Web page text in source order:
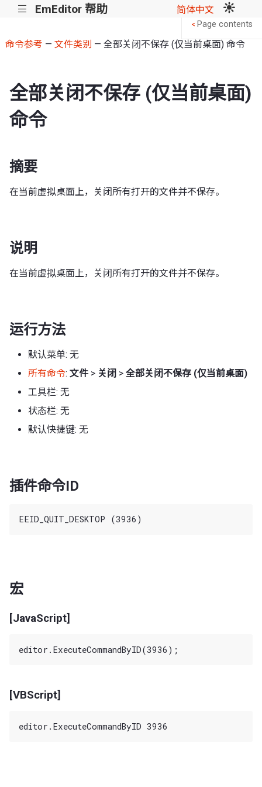
||| EmEditor 帮助 简体中文
命令参考 — 文件类别 — 全部关闭不保存 (仅当前桌面) 命令
全部关闭不保存 (仅当前桌面)
命令
摘要
在当前虚拟桌面上，关闭所有打开的文件并不保存。
说明
在当前虚拟桌面上，关闭所有打开的文件并不保存。
运行方法
默认菜单: 无
所有命令: 文件 > 关闭 > 全部关闭不保存 (仅当前桌面)
工具栏: 无
状态栏: 无
默认快捷键: 无
插件命令ID
宏
[JavaScript]
[VBScript]
< Page contents